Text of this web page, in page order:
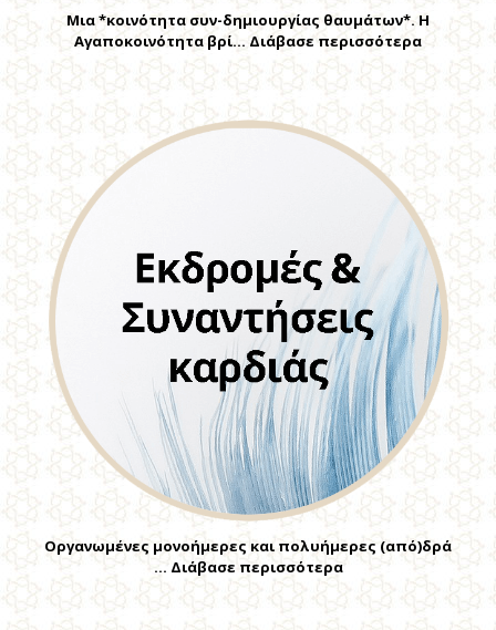
Μια *κοινότητα συν-δημιουργίας θαυμάτων*. Η
Αγαποκοινότητα βρί… Διάβασε περισσότερα
Οργανωμένες μονοήμερες και πολυήμερες (από)δρά
… Διάβασε περισσότερα